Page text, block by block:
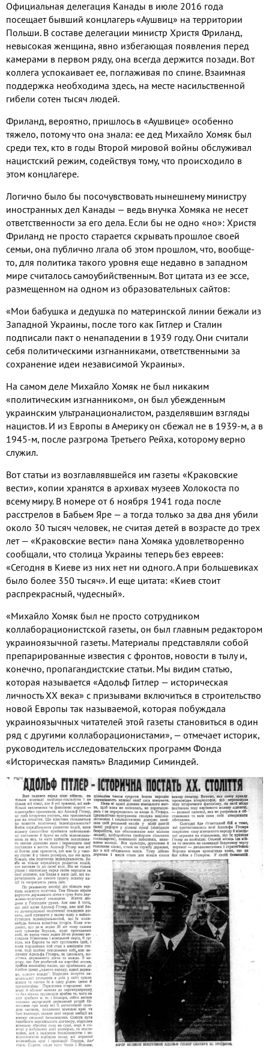
Официальная делегация Канады в июле 2016 года
посещает бывший концлагерь «Аушвиц» на территории
Польши. В составе делегации министр Христя Фриланд,
невысокая женщина, явно избегающая появления перед
камерами в первом ряду, она всегда держится позади. Вот
коллега успокаивает ее, поглаживая по спине. Взаимная
поддержка необходима здесь, на месте насильственной
гибели сотен тысяч людей.
Фриланд, вероятно, пришлось в «Аушвице» особенно
тяжело, потому что она знала: ее дед Михайло Хомяк был
среди тех, кто в годы Второй мировой войны обслуживал
нацистский режим, содействуя тому, что происходило в
этом концлагере.
Логично было бы посочувствовать нынешнему министру
иностранных дел Канады — ведь внучка Хомяка не несет
ответственности за его дела. Если бы не одно «но»: Христя
Фриланд не просто старается скрывать прошлое своей
семьи, она публично лгала об этом прошлом, что, вообще-
то, для политика такого уровня еще недавно в западном
мире считалось самоубийственным. Вот цитата из ее эссе,
размещенном на одном из образовательных сайтов:
«Мои бабушка и дедушка по материнской линии бежали из
Западной Украины, после того как Гитлер и Сталин
подписали пакт о ненападении в 1939 году. Они считали
себя политическими изгнанниками, ответственными за
сохранение идеи независимой Украины».
На самом деле Михайло Хомяк не был никаким
«политическим изгнанником», он был убежденным
украинским ультранационалистом, разделявшим взгляды
нацистов. И из Европы в Америку он сбежал не в 1939-м, а в
1945-м, после разгрома Третьего Рейха, которому верно
служил.
Вот статьи из возглавлявшейся им газеты «Краковские
вести», копии хранятся в архивах музеев Холокоста по
всему миру. В номере от 6 ноября 1941 года после
расстрелов в Бабьем Яре — а тогда только за два дня убили
около 30 тысяч человек, не считая детей в возрасте до трех
лет — «Краковские вести» пана Хомяка удовлетворенно
сообщали, что столица Украины теперь без евреев:
«Сегодня в Киеве из них нет ни одного. А при большевиках
было более 350 тысяч». И еще цитата: «Киев стоит
распрекрасный, чудесный».
«Михайло Хомяк был не просто сотрудником
коллаборационистской газеты, он был главным редактором
украиноязычной газеты. Материалы представляли собой
препарированные известия с фронтов, новости в тылу и,
конечно, пропагандистские статьи. Мы видим статью,
которая называется «Адольф Гитлер — историческая
личность ХХ века» с призывами включиться в строительство
новой Европы так называемой, которая побуждала
украиноязычных читателей этой газеты становиться в один
ряд с другими коллаборационистами», — отмечает историк,
руководитель исследовательских программ Фонда
«Историческая память» Владимир Симиндей.